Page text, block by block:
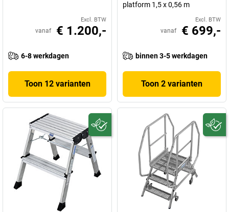
Excl. BTW
vanaf € 1.200,-
6-8 werkdagen
Toon 12 varianten
platform 1,5 x 0,56 m
Excl. BTW
vanaf € 699,-
binnen 3-5 werkdagen
Toon 2 varianten